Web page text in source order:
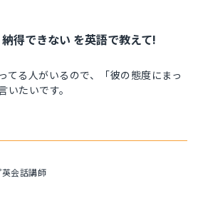
得できない を英語で教えて!
てる人がいるので、「彼の態度にまっ
たいです。
会話講師